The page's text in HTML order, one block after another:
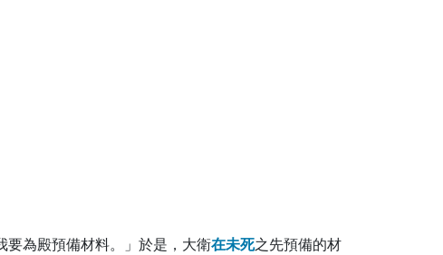
要為殿預備材料。」於是，大衛在未死之先預備的材